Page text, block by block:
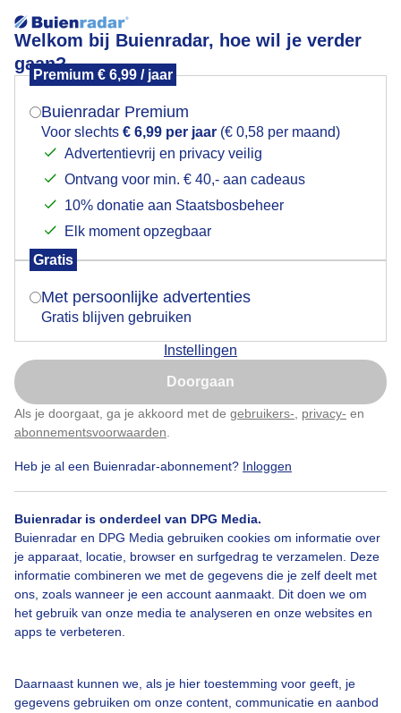
Welkom bij Buienradar, hoe wil je verder
gaan?
Premium € 6,99 / jaar
Buienradar Premium
Voor slechts € 6,99 per jaar (€ 0,58 per maand)
Advertentievrij en privacy veilig
Ontvang voor min. € 40,- aan cadeaus
10% donatie aan Staatsbosbeheer
Elk moment opzegbaar
Gratis
Met persoonlijke advertenties
Gratis blijven gebruiken
Instellingen
Doorgaan
Als je doorgaat, ga je akkoord met de gebruikers- privacy- en
abonnementsvoorwaarden
Heb je al een Buienradar-abonnement? Inloggen
Buienradar is onderdeel van DPG Media.
Buienradar en DPG Media gebruiken cookies om informatie over
je apparaat, locatie, browser en surfgedrag te verzamelen. Deze
informatie combineren we met de gegevens die je zelf deelt met
ons, zoals wanneer je een account aanmaakt. Dit doen we om
het gebruik van onze media te analyseren en onze websites en
apps te verbeteren.
Daarnaast kunnen we, als je hier toestemming voor geeft, je
gegevens gebruiken om onze content, communicatie en aanbod
Stranddrukte
Door: ria brasser Gemaakt: 12-08-2025, 37x bekeken
Lintaanparsols Zonovergotenensnikheet
Bekijk slideshow
Een moment geduld aub...
Mogen we je locatie gebruiken voor het
Indien je hier nog geen akkoord op hebt gegeven,
verschijnt er zo een pop-up uit je browser waarin
Is goed, toon de popup
Nu niet, misschien later
Klik hierom dit aan te passen